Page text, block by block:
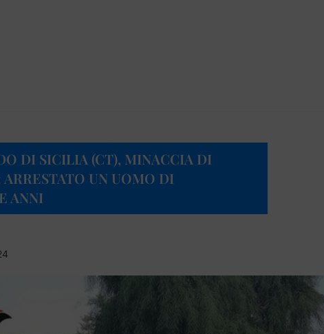
DI SICILIA (CT), MINACCIA DI
ARRESTATO UN UOMO DI
ANNI